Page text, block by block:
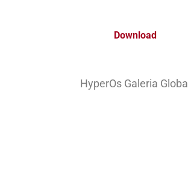
Download
HyperOs Galeria Global